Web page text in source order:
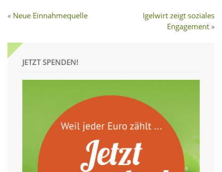
Neue Einnahmequelle
Igelwirt zeigt soziales
Engagement
JETZT SPENDEN!